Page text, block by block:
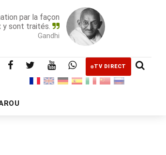
par la façon
y sont traités.
Gandhi
TV DIRECT